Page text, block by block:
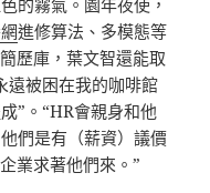
的霧氣。園年夜使，
進修算法、多模態等
歷庫，葉文智還能取
遠被困在我的咖啡館
”。“HR會親身和他
們是有（薪資）議價
業求著他們來。”